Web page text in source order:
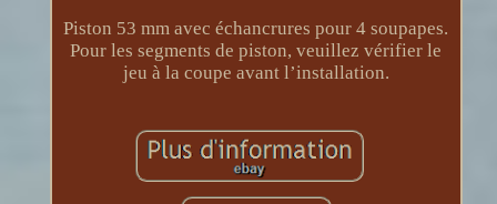
Piston 53 mm avec échancrures pour 4 soupapes.
Pour les segments de piston, veuillez vérifier le
jeu à la coupe avant l’installation.